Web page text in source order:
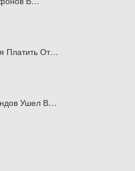
Платить От…
Ушел В…